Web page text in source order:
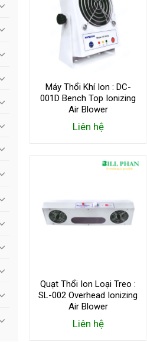
Máy Thổi Khí Ion : DC-
001D Bench Top Ionizing
Air Blower
Liên hệ
Quạt Thổi Ion Loại Treo :
SL-002 Overhead Ionizing
Air Blower
Liên hệ